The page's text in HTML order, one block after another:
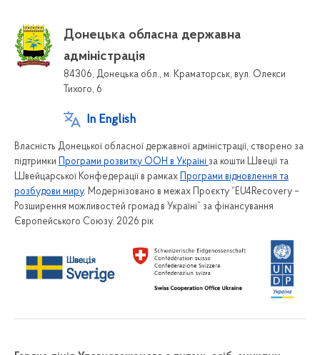
Донецька обласна державна
адміністрація
84306, Донецька обл., м. Краматорськ, вул. Олекси
Тихого, 6
In English
Власність Донецької обласної державної адміністрації, створено за
підтримки Програми розвитку ООН в Україні за кошти Швеції та
Швейцарської Конфедерації в рамках Програми відновлення та
розбудови миру. Модернізовано в межах Проєкту “EU4Recovery –
Розширення можливостей громад в Україні” за фінансування
Європейського Союзу. 2026 рік